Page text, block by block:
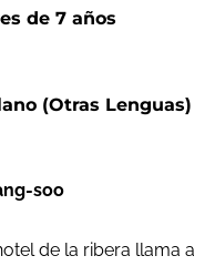
de 7 años
(Otras Lenguas)
soo
de la ribera llama a